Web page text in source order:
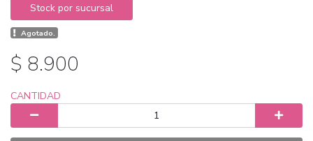
Stock por sucursal
Agotado.
$ 8.900
CANTIDAD